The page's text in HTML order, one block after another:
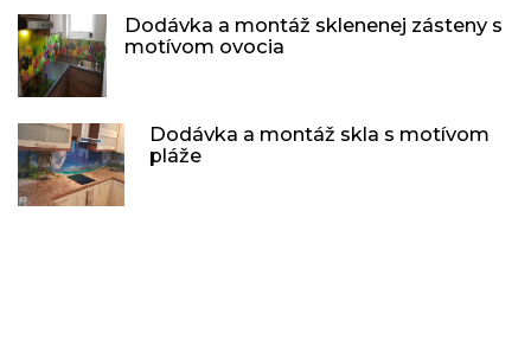
Dodávka a montáž sklenenej zásteny s
motívom ovocia
Dodávka a montáž skla s motívom
pláže